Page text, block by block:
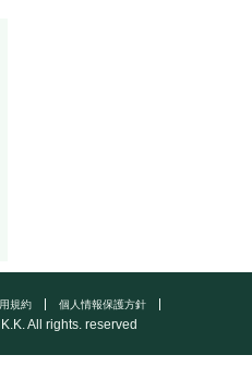
規約 個人情報保護方針
All rights. reserved